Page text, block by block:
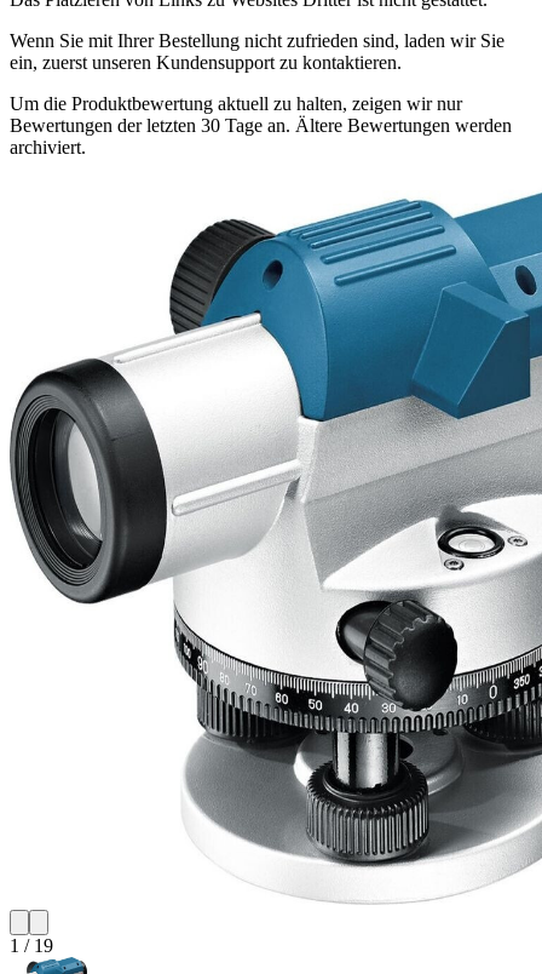
Wenn Sie mit Ihrer Bestellung nicht zufrieden sind, laden wir Sie
ein, zuerst unseren Kundensupport zu kontaktieren.
Um die Produktbewertung aktuell zu halten, zeigen wir nur
Bewertungen der letzten 30 Tage an. Ältere Bewertungen werden
archiviert.
1 / 19